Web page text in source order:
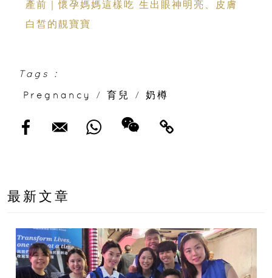
產前｜懷孕媽媽這樣吃 生出眼神明亮、皮膚
白皙的靚寶寶
Tags :
Pregnancy
/ 育兒 / 奶樽
最新文章